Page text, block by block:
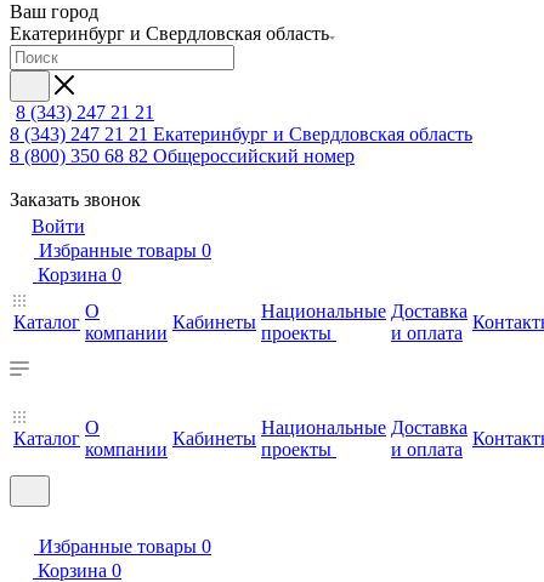
Ваш город
Екатеринбург и Свердловская область
8 (343) 247 21 21
8 (343) 247 21 21 Екатеринбург и Свердловская область
8 (800) 350 68 82 Общероссийский номер
Заказать звонок
Войти
Избранные товары 0
Корзина 0
Каталог
О
компании
Кабинеты
Национальные
проекты
Доставка
и оплата
Каталог
О
компании
Кабинеты
Национальные
проекты
Доставка
и оплата
Избранные товары 0
Корзина 0